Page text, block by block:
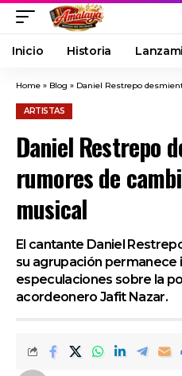
Inicio Historia
Home » Blog » Daniel Restrepo desmiente
ARTISTAS
Daniel Restrepo
rumores de
musical
El cantante Daniel
su agrupación permanece
especulaciones sobre la
acordeonero Jafit Nazar.